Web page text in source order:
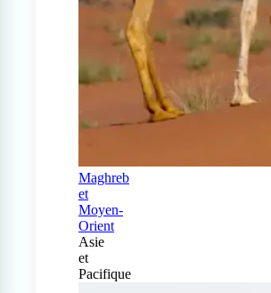
Maghreb
et
Moyen-
Orient
Asie
et
Pacifique